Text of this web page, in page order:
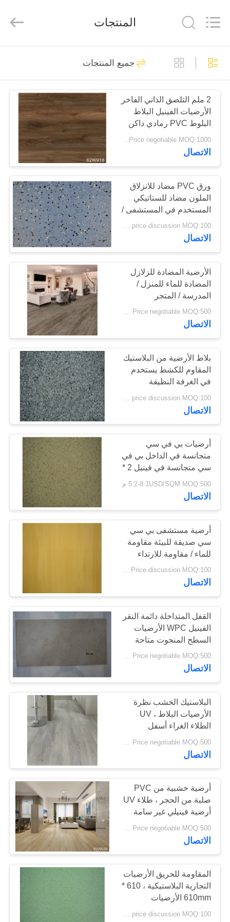
المنزل
المنتجات
برنامج
VR
حولنا
جولة
في
المصنع
مراقبة
الجودة
اتصل
بنا
أخبار
القضايا
اطلب
اقتباس
خريطة
الموقع
سياسة
الخصوصية
CO.,LTD.
Developed
ECER
الأرضيات المرنة من
البلاستيك
أرضيات الفينيل
الفاخرة
18
أرضيات متجانسة من
PVC
25
أرضيات من
البروتوكول في
المستشفى
20
أرضيات PVC مضادة
للستاتيكية
23
للستاتيكية
15
أرضية الفينيل الجافة
49
أرضيات الفينيل ذاتية
الارتباط
51
المنتجات
جميع المنتجات
2 ملم التلصق الذاتي الفاخر
الأرضيات الفينيل البلاط
البلوط PVC رمادي داكن
اللون الفينيل غطاء اللوحة
Price negotiable MOQ:1000 متر مربع
الاتصال
ورق PVC مضاد للانزلاق
الملون مضاد للستاتيكي
المستخدم في المستشفى /
المدرسة
price discussion MOQ:100 مترا مربعا
الاتصال
الأرضية المضادة للزلازل
المضادة للماء للمنزل /
المدرسة / المتجر
Price negotiable MOQ:500 متر مربع
الاتصال
بلاط الأرضية من البلاستيك
المقاوم للكشط يستخدم
في الغرفة النظيفة
الاتصال
أرضيات بي في سي
متجانسة في الداخل بي في
سي متجانسة في فينيل 2 *
20M
5.2-8.1USD/SQM MOQ:500 م
الاتصال
أرضية مستشفى بي سي
سي صديقة للبيئة مقاومة
للماء / مقاومة للارتداء
متاحة
Price discussion MOQ:100 مترا مربعا
الاتصال
القفل المتداخلة دائمة النقر
الفينيل WPC الأرضيات
السطح المنحوت متاحة
Price negotiable MOQ:500 متر مربع
الاتصال
البلاستيك الخشب نظرة
الأرضيات البلاط ، UV
الطلاء الغراء أسفل
الأرضيات اللوحة الفينيل
الاتصال
أرضية خشبية من PVC
صلبة من الحجر ، طلاء UV
أرضية فينيلي غير سامة
Price negotiable MOQ:500 متر مربع
الاتصال
المقاومة للحريق الأرضيات
التجارية البلاستيكية ، 610 *
610mm الأرضيات
الايبوكسي مضادة
price discussion MOQ:100 مترا مربعا